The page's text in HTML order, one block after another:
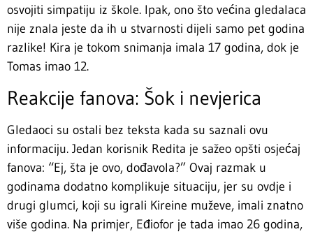
osvojiti simpatiju iz škole. Ipak, ono što većina gledalaca
nije znala jeste da ih u stvarnosti dijeli samo pet godina
razlike! Kira je tokom snimanja imala 17 godina, dok je
Tomas imao 12.
Reakcije fanova: Šok i nevjerica
Gledaoci su ostali bez teksta kada su saznali ovu
informaciju. Jedan korisnik Redita je sažeo opšti osjećaj
fanova: “Ej, šta je ovo, dođavola?” Ovaj razmak u
godinama dodatno komplikuje situaciju, jer su ovdje i
drugi glumci, koji su igrali Kireine muževe, imali znatno
više godina. Na primjer, Eđiofor je tada imao 26 godina,